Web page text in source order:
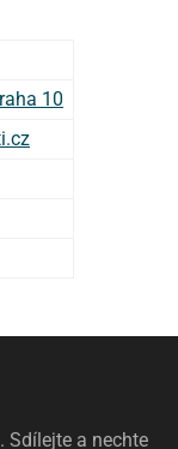
10
Sdílejte a nechte